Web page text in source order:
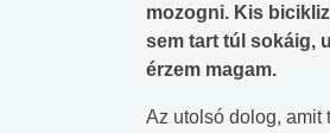
mozogni. Kis
sem tart túl sokáig,
érzem magam.
Az utolsó dolog, amit